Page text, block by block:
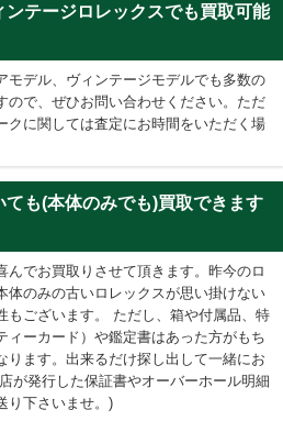
ンテージロレックスでも買取可能
モデル、ヴィンテージモデルでも多数の
ので、ぜひお問い合わせください。ただ
クに関しては査定にお時間をいただく場
ても(本体のみでも)買取できます
んでお買取りさせて頂きます。昨今のロ
体のみの古いロレックスが思い掛けない
もございます。 ただし、箱や付属品、特
ィーカード）や鑑定書はあった方がもち
ります。出来るだけ探し出して一緒にお
が発行した保証書やオーバーホール明細
り下さいませ。)